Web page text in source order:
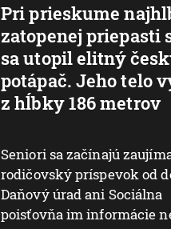
Pri prieskume
zatopenej priepasti
sa utopil elitný
potápač. Jeho telo
z hĺbky 186 metrov
Seniori sa začínajú
rodičovský príspevok od
Daňový úrad ani Sociálna
poisťovňa im informácie